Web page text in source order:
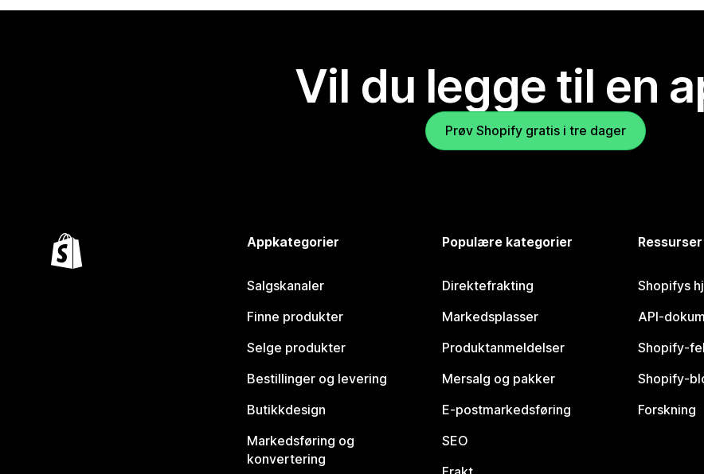
Vil du legge til en
Prøv Shopify gratis i tre dager
Appkategorier
Salgskanaler
Finne produkter
Selge produkter
Bestillinger og levering
Butikkdesign
Markedsføring og
konvertering
Populære kategorier
Direktefrakting
Markedsplasser
Produktanmeldelser
Mersalg og pakker
E-postmarkedsføring
SEO
Ressurser
Shopifys
API-
Shopify-
Shopify-
Forskning